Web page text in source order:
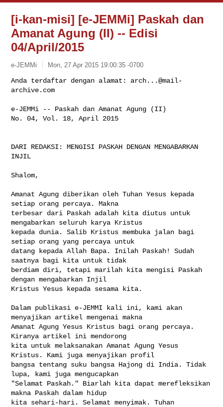
[i-kan-misi] [e-JEMMi] Paskah dan
Amanat Agung (II) -- Edisi
04/April/2015
e-JEMMi Mon, 27 Apr 2015 19:00:35 -0700
Anda terdaftar dengan alamat: arch...@mail-
archive.com
e-JEMMi -- Paskah dan Amanat Agung (II)
No. 04, Vol. 18, April 2015
DARI REDAKSI: MENGISI PASKAH DENGAN MENGABARKAN
INJIL
Shalom,
Amanat Agung diberikan oleh Tuhan Yesus kepada
setiap orang percaya. Makna
terbesar dari Paskah adalah kita diutus untuk
mengabarkan seluruh karya Kristus
kepada dunia. Salib Kristus membuka jalan bagi
setiap orang yang percaya untuk
datang kepada Allah Bapa. Inilah Paskah! Sudah
saatnya bagi kita untuk tidak
berdiam diri, tetapi marilah kita mengisi Paskah
dengan mengabarkan Injil
Kristus Yesus kepada sesama kita.
Dalam publikasi e-JEMMI kali ini, kami akan
menyajikan artikel mengenai makna
Amanat Agung Yesus Kristus bagi orang percaya.
Kiranya artikel ini mendorong
kita untuk melaksanakan Amanat Agung Yesus
Kristus. Kami juga menyajikan profil
bangsa tentang suku bangsa Hajong di India. Tidak
lupa, kami juga mengucapkan
"Selamat Paskah." Biarlah kita dapat merefleksikan
makna Paskah dalam hidup
kita sehari-hari. Selamat menyimak. Tuhan